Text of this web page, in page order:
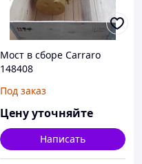
Мост в сборе Carraro
148408
Под заказ
Цену уточняйте
Написать